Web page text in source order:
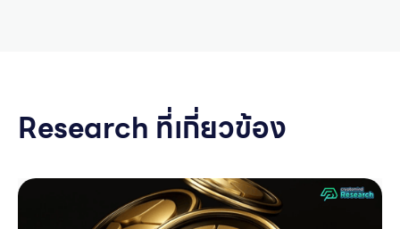
Research ที่เกี่ยวข้อง